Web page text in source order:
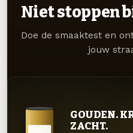
Niet stoppen
Doe de smaaktest en
jouw
GOUDEN.
ZACHT.